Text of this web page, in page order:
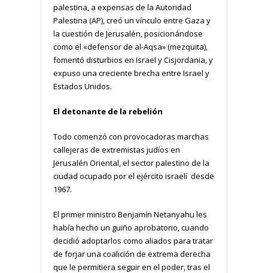
palestina, a expensas de la Autoridad
Palestina (AP), creó un vínculo entre Gaza y
la cuestión de Jerusalén, posicionándose
como el «defensor de al-Aqsa» (mezquita),
fomentó disturbios en Israel y Cisjordania, y
expuso una creciente brecha entre Israel y
Estados Unidos.
El detonante de la rebelión
Todo comenzó con provocadoras marchas
callejeras de extremistas judíos en
Jerusalén Oriental, el sector palestino de la
ciudad ocupado por el ejército israelí desde
1967.
El primer ministro Benjamín Netanyahu les
había hecho un guiño aprobatorio, cuando
decidió adoptarlos como aliados para tratar
de forjar una coalición de extrema derecha
que le permitiera seguir en el poder, tras el